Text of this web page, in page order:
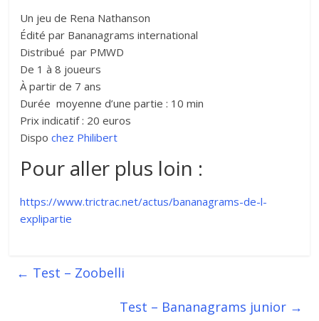
Un jeu de Rena Nathanson
Édité par Bananagrams international
Distribué par PMWD
De 1 à 8 joueurs
À partir de 7 ans
Durée moyenne d’une partie : 10 min
Prix indicatif : 20 euros
Dispochez Philibert
Pour aller plus loin :
https://www.trictrac.net/actus/bananagrams-de-l-
explipartie
← Test – Zoobelli
Test – Bananagrams junior →